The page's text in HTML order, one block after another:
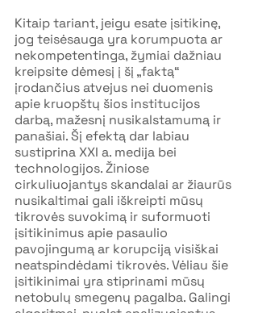
Kitaip tariant, jeigu esate įsitikinę,
jog teisėsauga yra korumpuota ar
nekompetentinga, žymiai dažniau
kreipsite dėmesį į šį „faktą“
įrodančius atvejus nei duomenis
apie kruopštų šios institucijos
darbą, mažesnį nusikalstamumą ir
panašiai. Šį efektą dar labiau
sustiprina XXI a. medija bei
technologijos. Žiniose
cirkuliuojantys skandalai ar žiaurūs
nusikaltimai gali iškreipti mūsų
tikrovės suvokimą ir suformuoti
įsitikinimus apie pasaulio
pavojingumą ar korupciją visiškai
neatspindėdami tikrovės. Vėliau šie
įsitikinimai yra stiprinami mūsų
netobulų smegenų pagalba. Galingi